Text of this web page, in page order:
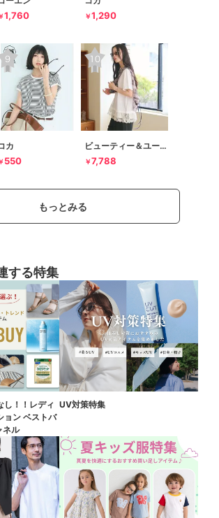
1,760 ￥1,290
カ
550
ビューティー＆ユース ユナイテッドアローズ
￥7,788
もっとみる
する特集
し！！レディ
ョン ベストバ
ネル
UV対策特集